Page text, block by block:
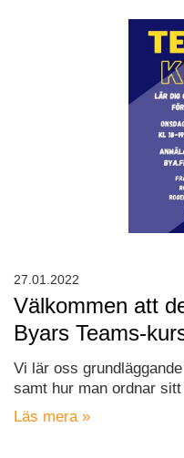
Välkommen att
Byars Teams-
Vi lär oss
samt hur man ordnar
Läs mera »
27.01.2022